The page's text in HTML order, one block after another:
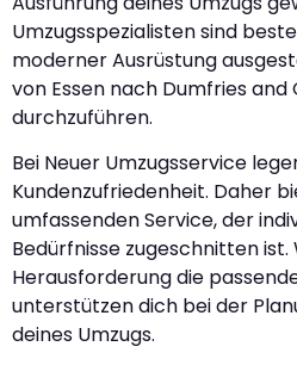
Umzugsspezialisten sind
moderner Ausrüstung
von Essen nach Dumfries
durchzuführen.
Bei Neuer Umzugsservice
Kundenzufriedenheit. Daher
umfassenden Service, der
Bedürfnisse zugeschnitten
Herausforderung die
unterstützen dich bei der
deines Umzugs.